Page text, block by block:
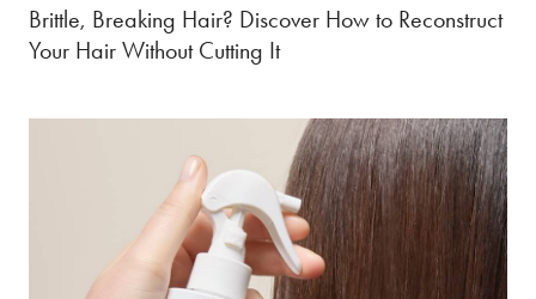
Brittle, Breaking Hair? Discover How to Reconstruct
Your Hair Without Cutting It